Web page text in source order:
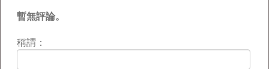
暫無評論。
稱謂：